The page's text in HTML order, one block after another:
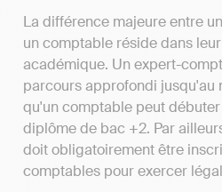
La différence majeure entre
un comptable réside dans
académique. Un expert-
parcours approfondi jusqu'au
qu'un comptable peut
diplôme de bac +2. Par
doit obligatoirement être
comptables pour exercer